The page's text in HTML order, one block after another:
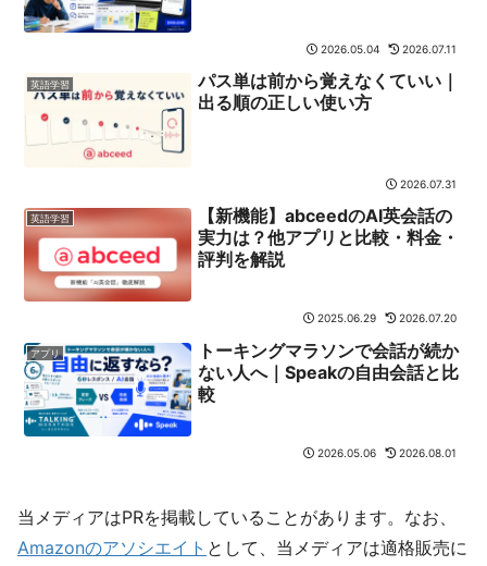
2026.05.04 2026.07.11
英語学習
パス単は前から覚えなくていい｜
出る順の正しい使い方
2026.07.31
英語学習
【新機能】abceedのAI英会話の
実力は？他アプリと比較・料金・
評判を解説
2025.06.29 2026.07.20
アプリ
トーキングマラソンで会話が続か
ない人へ｜Speakの自由会話と比
較
2026.05.06 2026.08.01
当メディアはPRを掲載していることがあります。なお、
Amazonのアソシエイト として、当メディアは適格販売に